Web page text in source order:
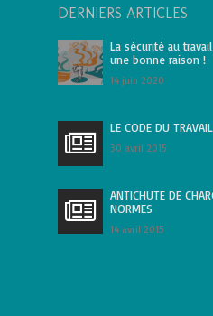
DERNIERS ARTICLES
La sécurité au
une bonne raison !
14 juin 2020
LE CODE DU TRAVAIL
30 avril 2015
ANTICHUTE DE
NORMES
14 avril 2015